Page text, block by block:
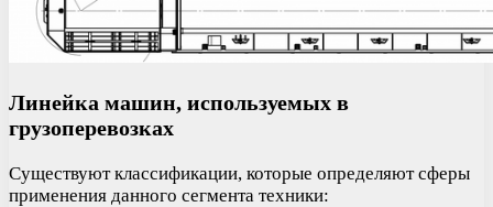
Линейка машин, используемых в
грузоперевозках
Существуют классификации, которые определяют сферы
применения данного сегмента техники: